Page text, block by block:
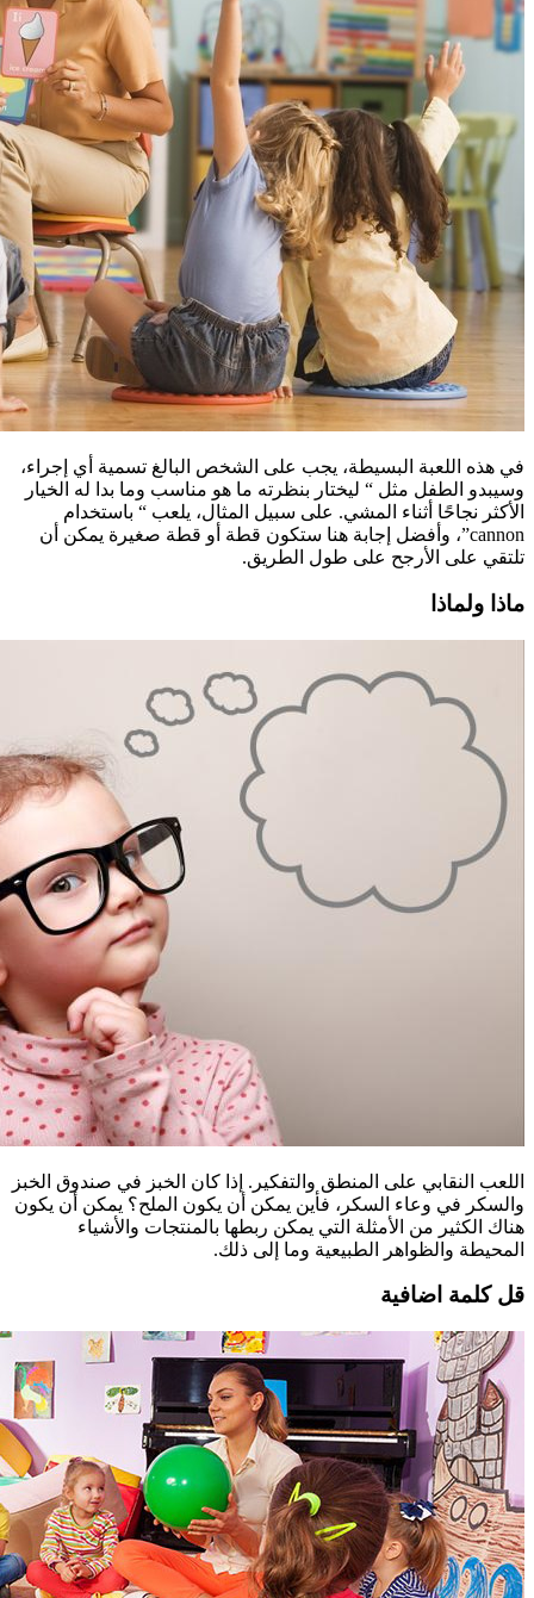
في هذه اللعبة البسيطة، يجب على الشخص البالغ تسمية أي إجراء،
وسيبدو الطفل مثل “ ليختار بنظرته ما هو مناسب وما بدا له الخيار
الأكثر نجاحًا أثناء المشي. على سبيل المثال، يلعب “ باستخدام
cannon”، وأفضل إجابة هنا ستكون قطة أو قطة صغيرة يمكن أن
تلتقي على الأرجح على طول الطريق.
ماذا ولماذا
اللعب النقابي على المنطق والتفكير. إذا كان الخبز في صندوق الخبز
والسكر في وعاء السكر، فأين يمكن أن يكون الملح؟ يمكن أن يكون
هناك الكثير من الأمثلة التي يمكن ربطها بالمنتجات والأشياء
المحيطة والظواهر الطبيعية وما إلى ذلك.
قل كلمة اضافية